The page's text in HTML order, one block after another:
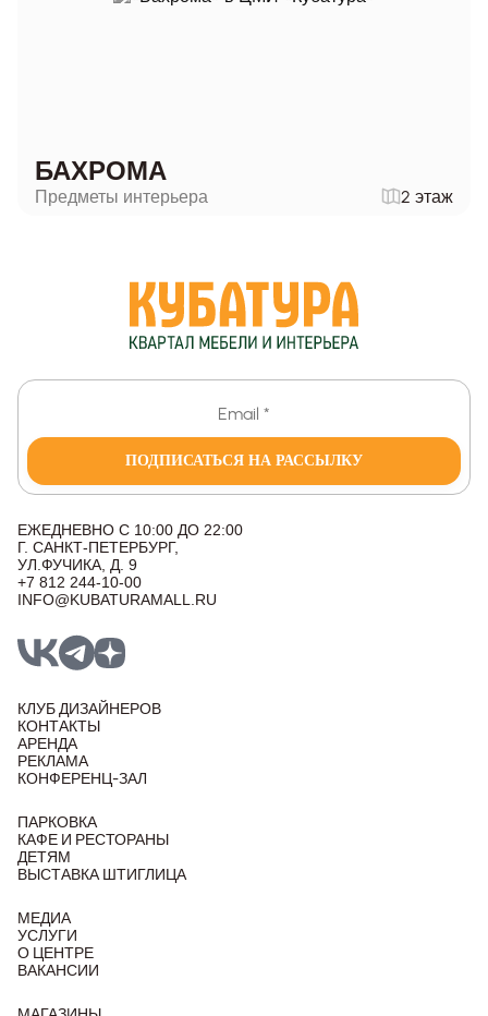
БАХРОМА
Предметы интерьера 2 этаж
ПОДПИСАТЬСЯ НА РАССЫЛКУ
ЕЖЕДНЕВНО С 10:00 ДО 22:00
Г. САНКТ-ПЕТЕРБУРГ,
УЛ.ФУЧИКА, Д. 9
+7 812 244-10-00
INFO@KUBATURAMALL.RU
КЛУБ ДИЗАЙНЕРОВ
КОНТАКТЫ
АРЕНДА
РЕКЛАМА
КОНФЕРЕНЦ-ЗАЛ
ПАРКОВКА
КАФЕ И РЕСТОРАНЫ
ДЕТЯМ
ВЫСТАВКА ШТИГЛИЦА
МЕДИА
УСЛУГИ
О ЦЕНТРЕ
ВАКАНСИИ